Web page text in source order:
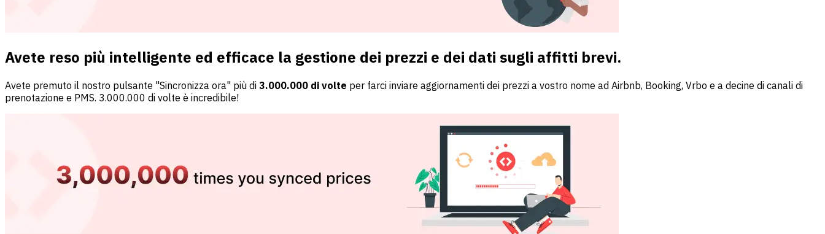
Avete reso più intelligente ed efficace la gestione dei prezzi e dei dati sugli affitti brevi.
Avete premuto il nostro pulsante "Sincronizza ora" più di 3.000.000 di volte per farci inviare aggiornamenti dei prezzi a vostro nome ad Airbnb, Booking, Vrbo e a decine di canali di
prenotazione e PMS. 3.000.000 di volte è incredibile!